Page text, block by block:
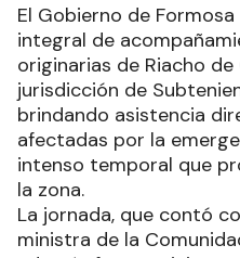
El Gobierno de
integral de
originarias de Riacho
jurisdicción de
brindando asistencia
afectadas por la
intenso temporal que
la zona.
La jornada, que contó
ministra de la